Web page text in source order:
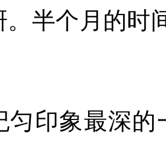
。半个月的时
象最深的